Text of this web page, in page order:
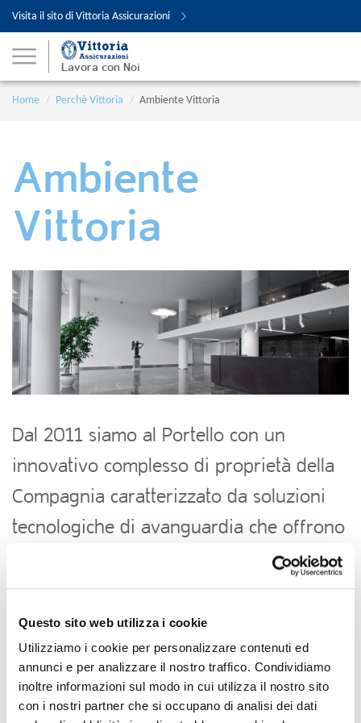
Questo sito web utilizza i cookie
Utilizziamo i cookie per personalizzare contenuti ed
annunci e per analizzare il nostro traffico. Condividiamo
inoltre informazioni sul modo in cui utilizza il nostro sito
con i nostri partner che si occupano di analisi dei dati
Home Perchè Vittoria Ambiente Vittoria
Ambiente
Vittoria
Dal 2011 siamo al Portello con un
innovativo complesso di proprietà della
Compagnia caratterizzato da soluzioni
tecnologiche di avanguardia che offrono
confortevole.
Visita il sito di Vittoria Assicurazioni
Lavora con Noi